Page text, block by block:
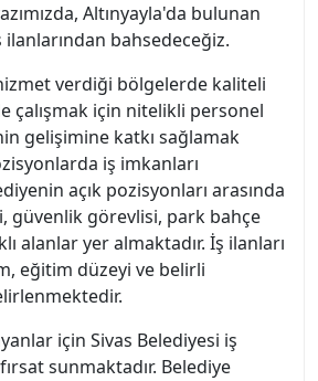
Altınyayla'da bulunan
ilanlarından bahsedeceğiz.
verdiği bölgelerde kaliteli
çalışmak için nitelikli personel
gelişimine katkı sağlamak
iş imkanları
açık pozisyonları arasında
güvenlik görevlisi, park bahçe
alanlar yer almaktadır. İş ilanları
eğitim düzeyi ve belirli
için Sivas Belediyesi iş
sunmaktadır. Belediye